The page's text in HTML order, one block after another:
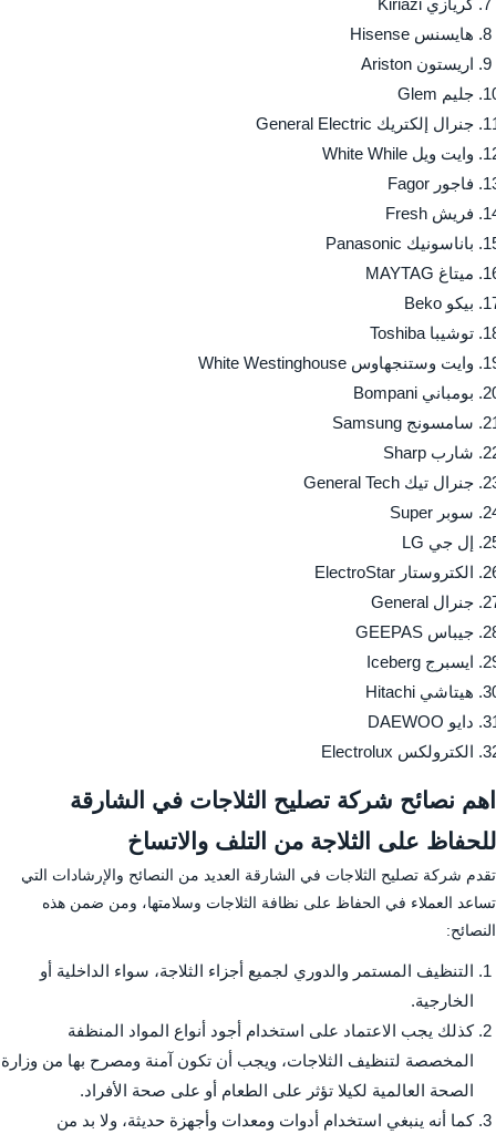
كريازي Kiriazi
هايسنس Hisense
اريستون Ariston
جليم Glem
جنرال إلكتريك General Electric
وايت ويل White While
فاجور Fagor
فريش Fresh
باناسونيك Panasonic
ميتاغ MAYTAG
بيكو Beko
توشيبا Toshiba
وايت وستنجهاوس White Westinghouse
بومباني Bompani
سامسونج Samsung
شارب Sharp
جنرال تيك General Tech
سوبر Super
إل جي LG
الكتروستار ElectroStar
جنرال General
جيباس GEEPAS
ايسبرج Iceberg
هيتاشي Hitachi
دايو DAEWOO
الكترولكس Electrolux
اهم نصائح شركة تصليح الثلاجات في الشارقة
للحفاظ على الثلاجة من التلف والاتساخ
تقدم شركة تصليح الثلاجات في الشارقة العديد من النصائح والإرشادات التي
تساعد العملاء في الحفاظ على نظافة الثلاجات وسلامتها، ومن ضمن هذه
النصائح:
التنظيف المستمر والدوري لجميع أجزاء الثلاجة، سواء الداخلية أو
الخارجية.
كذلك يجب الاعتماد على استخدام أجود أنواع المواد المنظفة
المخصصة لتنظيف الثلاجات، ويجب أن تكون آمنة ومصرح بها من وزارة
الصحة العالمية لكيلا تؤثر على الطعام أو على صحة الأفراد.
كما أنه ينبغي استخدام أدوات ومعدات وأجهزة حديثة، ولا بد من